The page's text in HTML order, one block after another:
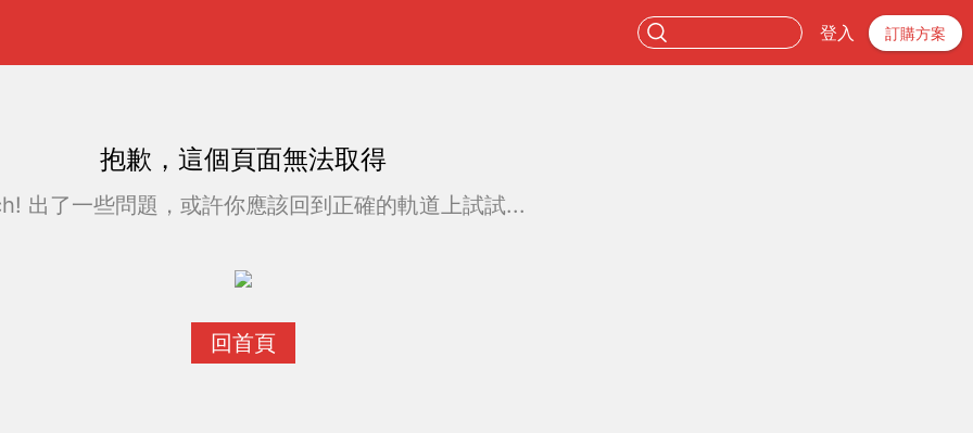
登入 訂購方案
抱歉，這個頁面無法取得
出了一些問題，或許你應該回到正確的軌道上試試...